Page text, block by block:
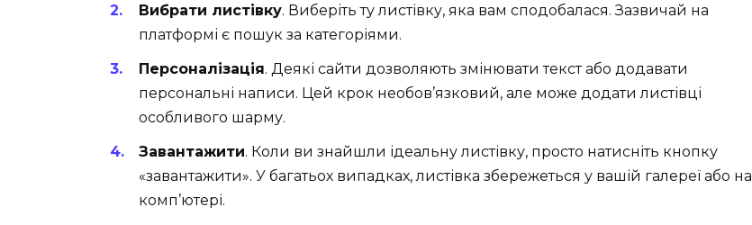
Вибрати листівку. Виберіть ту листівку, яка вам сподобалася. Зазвичай на
платформі є пошук за категоріями.
Персоналізація. Деякі сайти дозволяють змінювати текст або додавати
персональні написи. Цей крок необов’язковий, але може додати листівці
особливого шарму.
Завантажити. Коли ви знайшли ідеальну листівку, просто натисніть кнопку
«завантажити». У багатьох випадках, листівка збережеться у вашій галереї або на
комп’ютері.